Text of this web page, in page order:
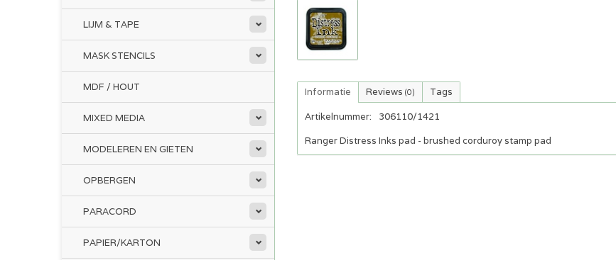
LIJM & TAPE
MASK STENCILS
MDF / HOUT
MIXED MEDIA
MODELEREN EN GIETEN
OPBERGEN
PARACORD
PAPIER/KARTON
Informatie Reviews (0) Tags
Artikelnummer:
306110/1421
Ranger Distress Inks pad - brushed corduroy stamp pad